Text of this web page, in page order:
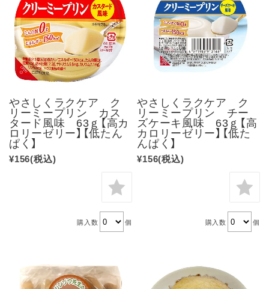
やさしくラクケア ク
リーミープリン カス
タード風味 63ｇ【高カ
ロリーゼリー】【低たん
ぱく】
¥156(税込)
購入数 個
やさしくラクケア ク
リーミープリン チー
ズケーキ風味 63ｇ【高
カロリーゼリー】【低た
んぱく】
¥156(税込)
購入数 個